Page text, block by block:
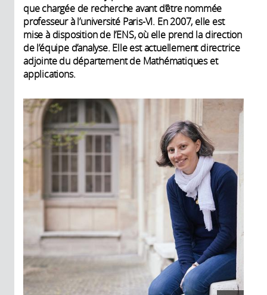
que chargée de recherche avant d’être nommée
professeur à l’université Paris-VI. En 2007, elle est
mise à disposition de l’ENS, où elle prend la direction
de l’équipe d’analyse. Elle est actuellement directrice
adjointe du département de Mathématiques et
applications.